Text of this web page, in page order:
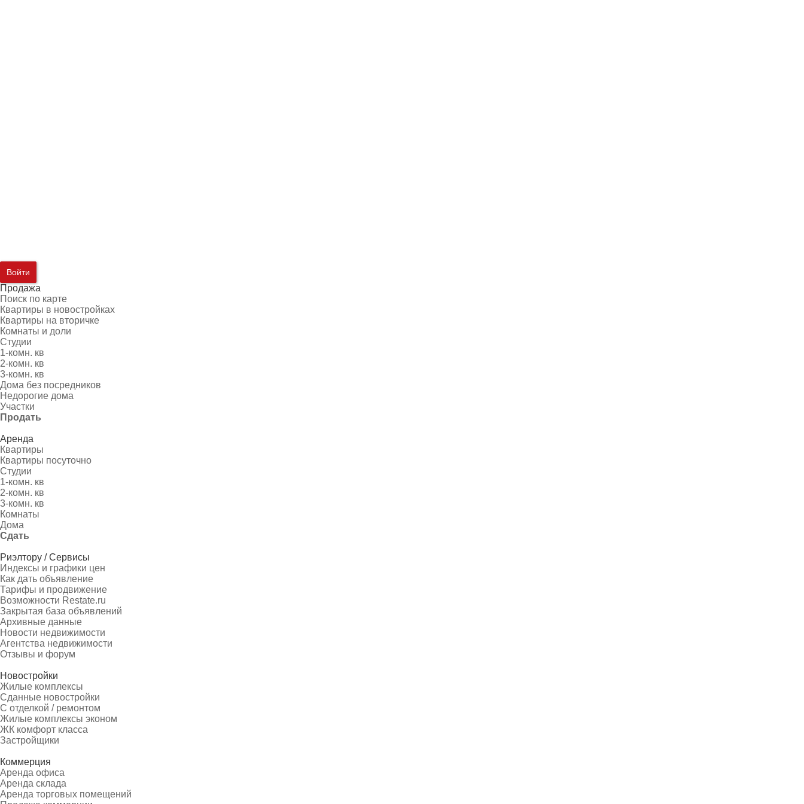
Войти
Продажа
Поиск по карте
Квартиры в новостройках
Квартиры на вторичке
Комнаты и доли
Студии
1-комн. кв
2-комн. кв
3-комн. кв
Дома без посредников
Недорогие дома
Участки
Продать
Аренда
Квартиры
Квартиры посуточно
Студии
1-комн. кв
2-комн. кв
3-комн. кв
Комнаты
Дома
Сдать
Риэлтору / Сервисы
Индексы и графики цен
Как дать объявление
Тарифы и продвижение
Возможности Restate.ru
Закрытая база объявлений
Архивные данные
Новости недвижимости
Агентства недвижимости
Отзывы и форум
Новостройки
Жилые комплексы
Сданные новостройки
С отделкой / ремонтом
Жилые комплексы эконом
ЖК комфорт класса
Застройщики
Коммерция
Аренда офиса
Аренда склада
Аренда торговых помещений